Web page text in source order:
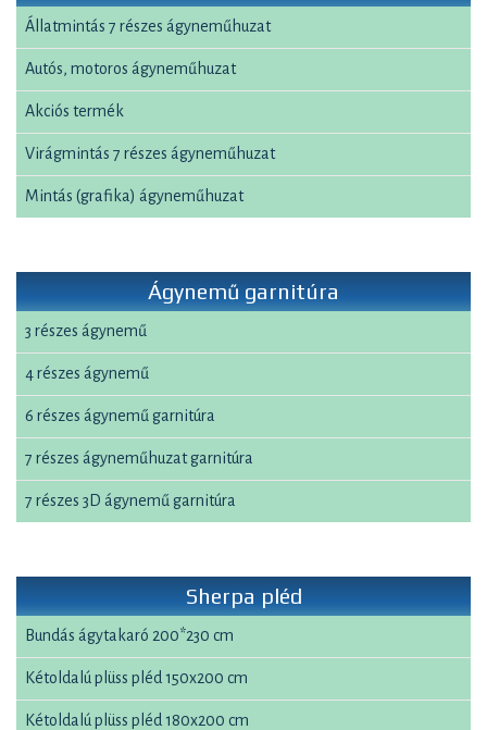
Állatmintás 7 részes ágyneműhuzat
Autós, motoros ágyneműhuzat
Akciós termék
Virágmintás 7 részes ágyneműhuzat
Mintás (grafika) ágyneműhuzat
Ágynemű garnitúra
3 részes ágynemű
4 részes ágynemű
6 részes ágynemű garnitúra
7 részes ágyneműhuzat garnitúra
7 részes 3D ágynemű garnitúra
Sherpa pléd
Bundás ágytakaró 200*230 cm
Kétoldalú plüss pléd 150x200 cm
Kétoldalú plüss pléd 180x200 cm